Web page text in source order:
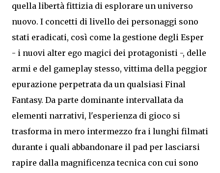
quella libertà fittizia di esplorare un universo
nuovo. I concetti di livello dei personaggi sono
stati eradicati, così come la gestione degli Esper
- i nuovi alter ego magici dei protagonisti -, delle
armi e del gameplay stesso, vittima della peggior
epurazione perpetrata da un qualsiasi Final
Fantasy. Da parte dominante intervallata da
elementi narrativi, l'esperienza di gioco si
trasforma in mero intermezzo fra i lunghi filmati
durante i quali abbandonare il pad per lasciarsi
rapire dalla magnificenza tecnica con cui sono